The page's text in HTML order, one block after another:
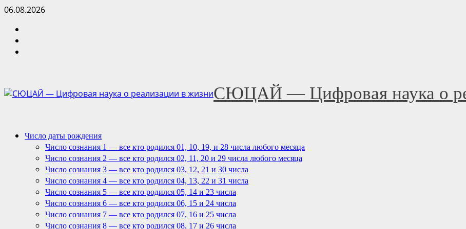
Перейти
содержимому
06.08.2026
СЮЦАЙ — Цифровая наука о
Основное
Число даты рождения
Число сознания 1 — все кто родился 01, 10, 19, и 28 числа любого месяца
Число сознания 2 — все кто родился 02, 11, 20 и 29 числа любого месяца
Число сознания 3 — все кто родился 03, 12, 21 и 30 числа
Число сознания 4 — все кто родился 04, 13, 22 и 31 числа
Число сознания 5 — все кто родился 05, 14 и 23 числа
Число сознания 6 — все кто родился 06, 15 и 24 числа
Число сознания 7 — все кто родился 07, 16 и 25 числа
Число сознания 8 — все кто родился 08, 17 и 26 числа